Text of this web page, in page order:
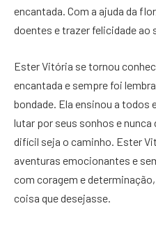
encantada. Com a ajuda da
doentes e trazer felicidade ao
Ester Vitória se tornou
encantada e sempre foi
bondade. Ela ensinou a todos
lutar por seus sonhos e
difícil seja o caminho. Ester
aventuras emocionantes e
com coragem e
coisa que desejasse.